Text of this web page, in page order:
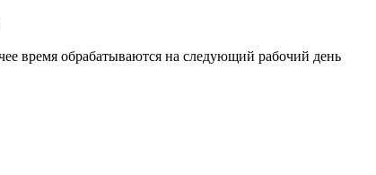
время обрабатываются на следующий рабочий день